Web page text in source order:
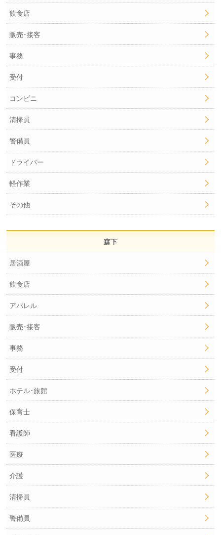
飲食店
販売･接客
事務
受付
コンビニ
清掃員
警備員
ドライバー
軽作業
その他
森下
居酒屋
飲食店
アパレル
販売･接客
事務
受付
ホテル･旅館
保育士
看護師
医療
介護
清掃員
警備員